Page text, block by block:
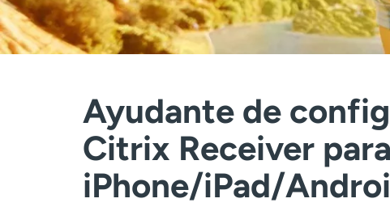
Ayudante de
Citrix Receiver para
iPhone/iPad/